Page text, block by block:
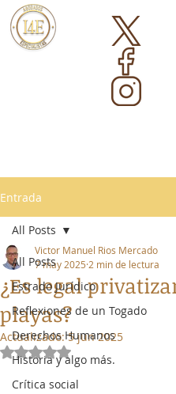
Entrada
All Posts
Estrado Jurídico
Reflexiones de un Togado
Derechos Humanos
Historia y algo más.
Crítica social
All Posts
¿Es legal
playas?
Victor Manuel Rios Mercado
7 may 2025 2 min de lectura
Actualizado:5 jun 2025
Obtuvo NaN de 5 estrellas.